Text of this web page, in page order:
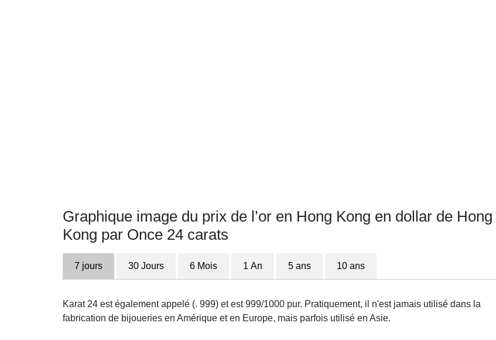
Graphique image du prix de l’or en Hong Kong en dollar de Hong
Kong par Once 24 carats
7 jours 30 Jours 6 Mois 1 An 5 ans 10 ans
Karat 24 est également appelé (. 999) et est 999/1000 pur. Pratiquement, il n'est jamais utilisé dans la
fabrication de bijoueries en Amérique et en Europe, mais parfois utilisé en Asie.